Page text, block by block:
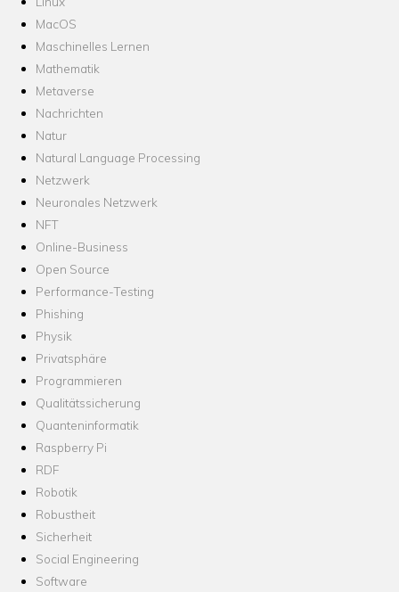
MacOS
Maschinelles Lernen
Mathematik
Metaverse
Nachrichten
Natur
Natural Language Processing
Netzwerk
Neuronales Netzwerk
NFT
Online-Business
Open Source
Performance-Testing
Phishing
Physik
Privatsphäre
Programmieren
Qualitätssicherung
Quanteninformatik
Raspberry Pi
RDF
Robotik
Robustheit
Sicherheit
Social Engineering
Software